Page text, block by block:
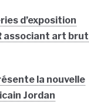
d’exposition
associant art brut
la nouvelle
Jordan